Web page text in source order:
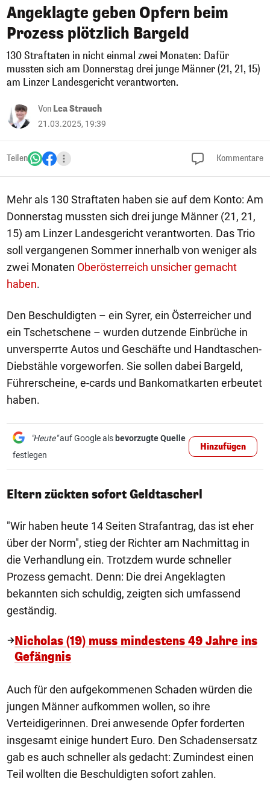
Angeklagte geben Opfern beim
Prozess plötzlich Bargeld
130 Straftaten in nicht einmal zwei Monaten: Dafür
mussten sich am Donnerstag drei junge Männer (21, 21, 15)
am Linzer Landesgericht verantworten.
Von Lea Strauch
21.03.2025, 19:39
Teilen Kommentare
Mehr als 130 Straftaten haben sie auf dem Konto: Am
Donnerstag mussten sich drei junge Männer (21, 21,
15) am Linzer Landesgericht verantworten. Das Trio
soll vergangenen Sommer innerhalb von weniger als
zwei Monaten Oberösterreich unsicher gemacht
haben.
Den Beschuldigten – ein Syrer, ein Österreicher und
ein Tschetschene – wurden dutzende Einbrüche in
unversperrte Autos und Geschäfte und Handtaschen-
Diebstähle vorgeworfen. Sie sollen dabei Bargeld,
Führerscheine, e-cards und Bankomatkarten erbeutet
haben.
"Heute"auf Google als bevorzugte Quelle
festlegen
Hinzufügen
Eltern zückten sofort Geldtascherl
"Wir haben heute 14 Seiten Strafantrag, das ist eher
über der Norm", stieg der Richter am Nachmittag in
die Verhandlung ein. Trotzdem wurde schneller
Prozess gemacht. Denn: Die drei Angeklagten
bekannten sich schuldig, zeigten sich umfassend
geständig.
Nicholas (19) muss mindestens 49 Jahre ins
Gefängnis
Auch für den aufgekommenen Schaden würden die
jungen Männer aufkommen wollen, so ihre
Verteidigerinnen. Drei anwesende Opfer forderten
insgesamt einige hundert Euro. Den Schadensersatz
gab es auch schneller als gedacht: Zumindest einen
Teil wollten die Beschuldigten sofort zahlen.